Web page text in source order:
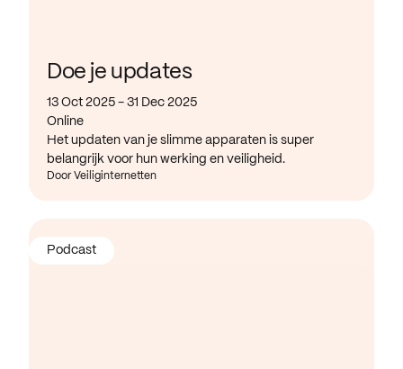
Doe je updates
13 Oct 2025 - 31 Dec 2025
Online
Het updaten van je slimme apparaten is super
belangrijk voor hun werking en veiligheid.
Door Veiliginternetten
Podcast